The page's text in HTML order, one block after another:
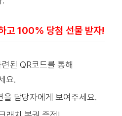
고 100% 당첨 선물 받자!
된 QR코드를 통해
요.
을 담당자에게 보여주세요.